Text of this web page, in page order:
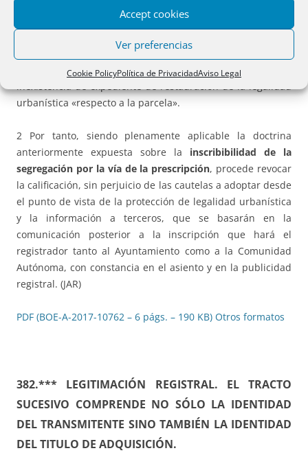
Accept cookies
Ver preferencias
Cookie PolicyPolítica de PrivacidadAviso Legal
que resulta la improcedencia de la adopción de medidas
de mayo de 2016), y en él se identifica la parcela, la
conformidad de la misma con el planeamiento y la
inexistencia de expediente de restauración de la legalidad
urbanística «respecto a la parcela».
2 Por tanto, siendo plenamente aplicable la doctrina
anteriormente expuesta sobre la inscribibilidad de la
segregación por la vía de la prescripción, procede revocar
la calificación, sin perjuicio de las cautelas a adoptar desde
el punto de vista de la protección de legalidad urbanística
y la información a terceros, que se basarán en la
comunicación posterior a la inscripción que hará el
registrador tanto al Ayuntamiento como a la Comunidad
Autónoma, con constancia en el asiento y en la publicidad
registral. (JAR)
PDF (BOE-A-2017-10762 – 6 págs. – 190 KB) Otros formatos
382.*** LEGITIMACIÓN REGISTRAL. EL TRACTO
SUCESIVO COMPRENDE NO SÓLO LA IDENTIDAD
DEL TRANSMITENTE SINO TAMBIÉN LA IDENTIDAD
DEL TITULO DE ADQUISICIÓN.